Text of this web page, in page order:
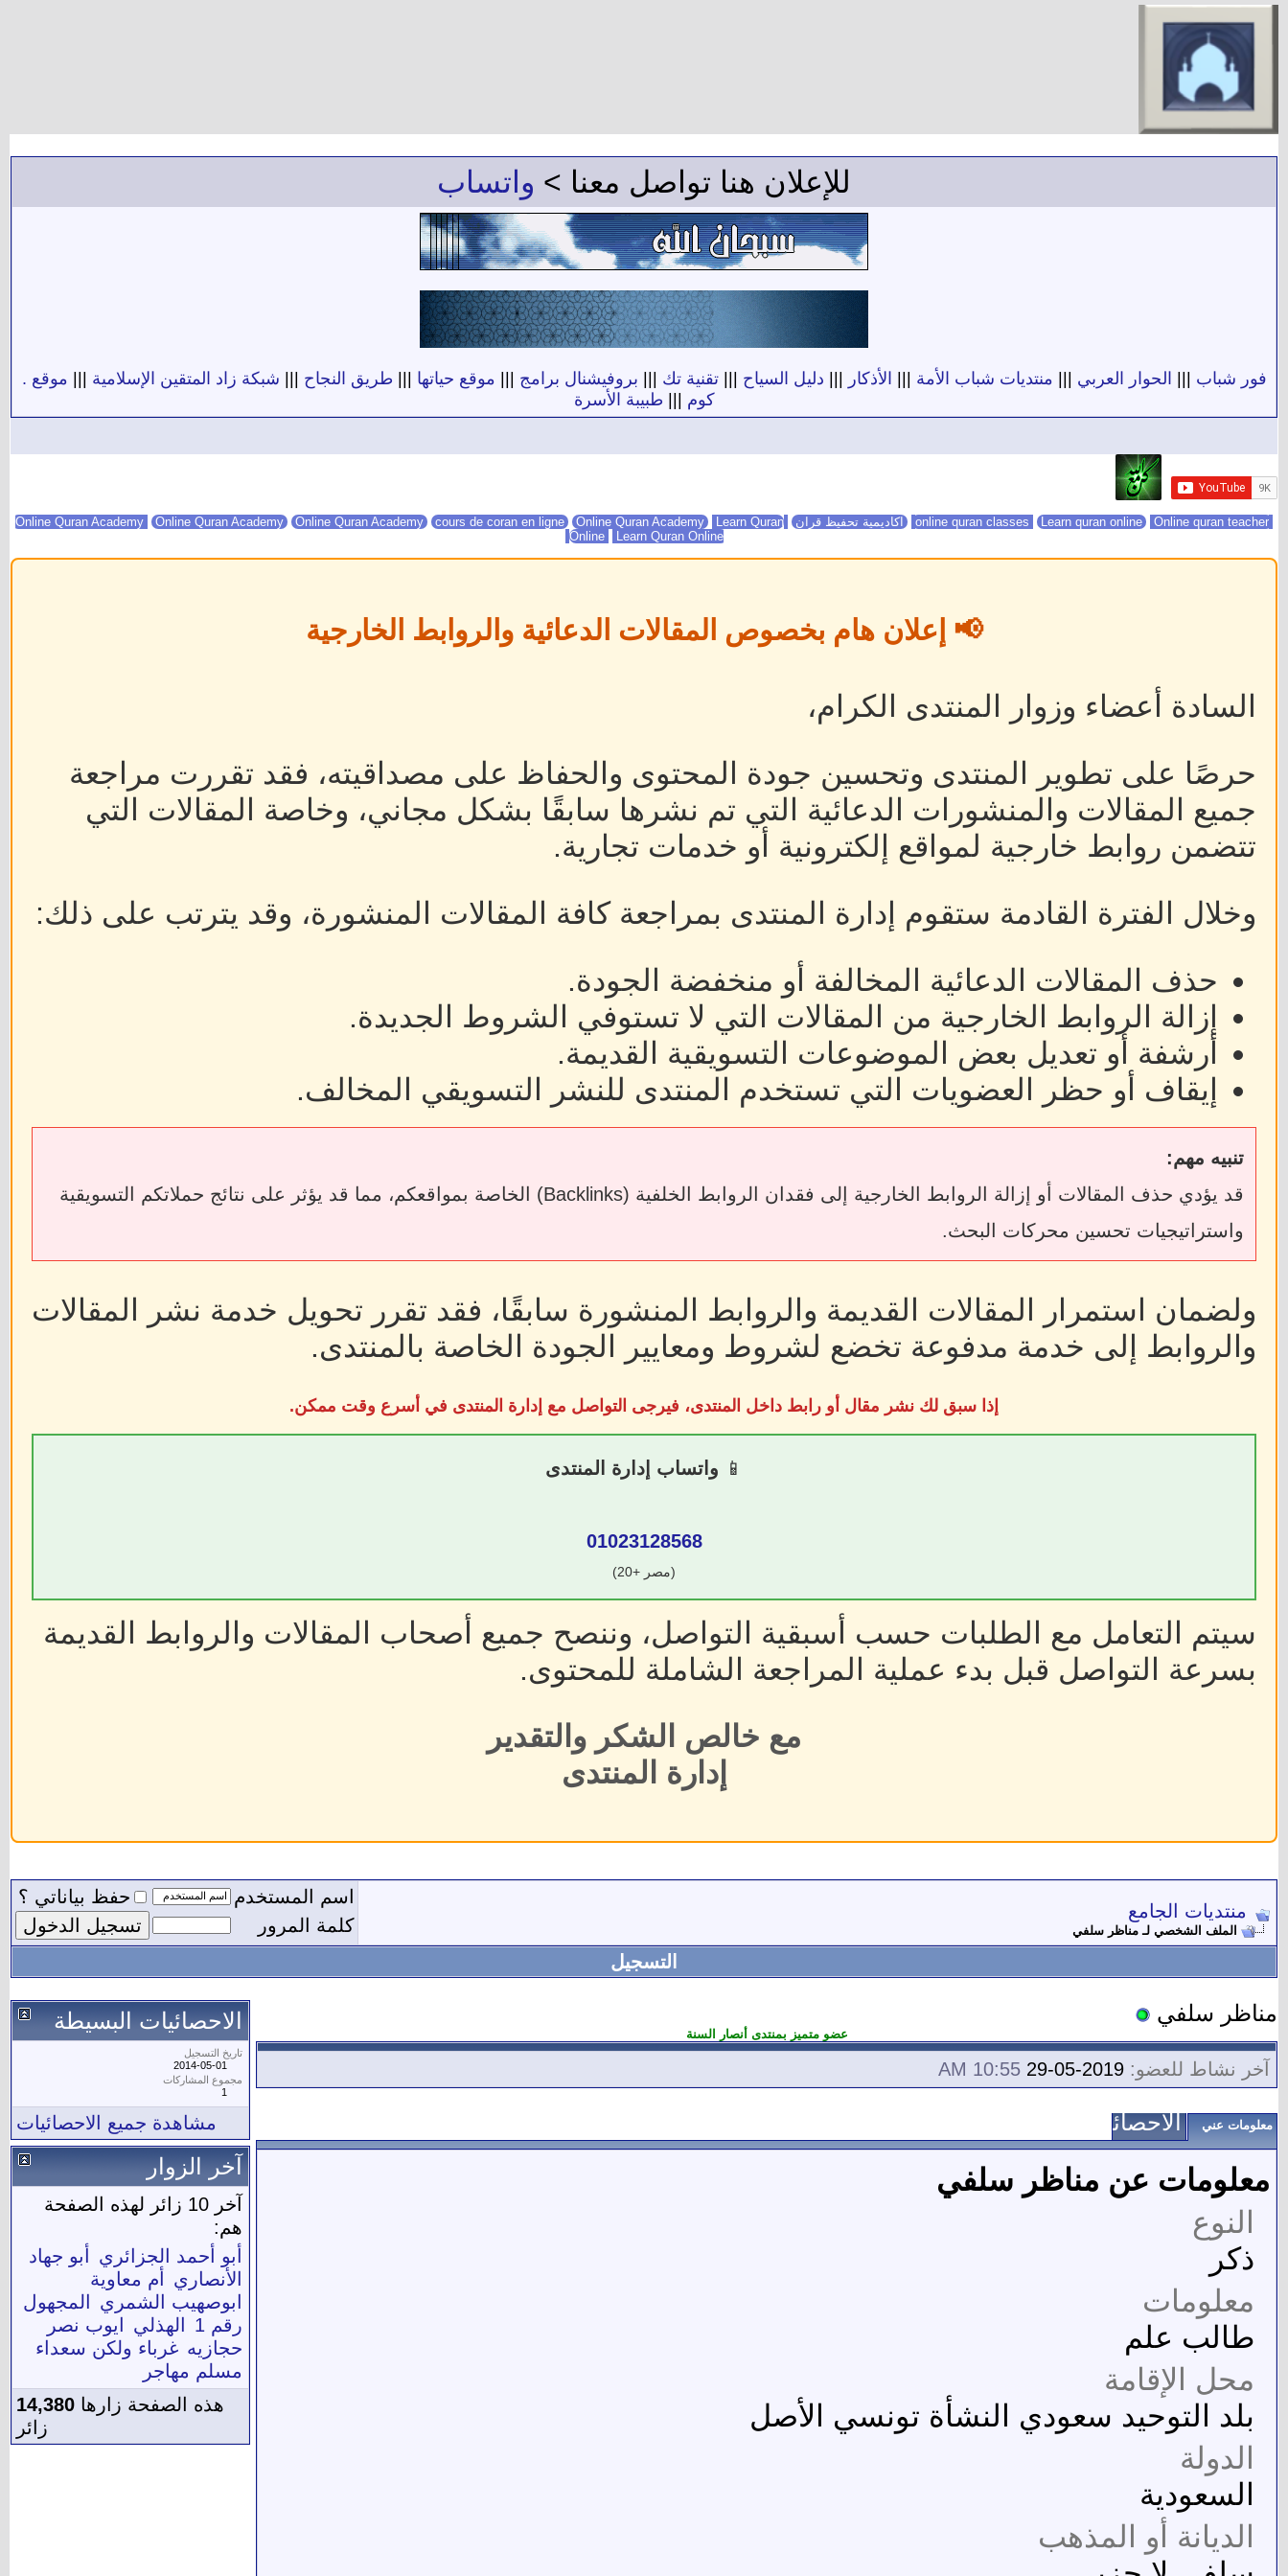
للإعلان هنا تواصل معنا > واتساب
فور شباب الحوار العربي منتديات شباب الأمة الأذكار دليل السياح |||تقنية تك بروفيشنال برامج موقع حياتها طريق النجاح شبكة زاد المتقين الإسلامية
موقع .
كوم
طبيبة الأسرة
Learn quran online Online quran teacher اكاديمية تحفيظ قران Online Quran Academy Online Quran Academy cours de coran en ligne Online Quran Academy
Learn Quran
Online
Learn Quran Online
📢 إعلان هام بخصوص المقالات الدعائية والروابط الخارجية
السادة أعضاء وزوار المنتدى الكرام،
حرصًا على تطوير المنتدى وتحسين جودة المحتوى والحفاظ على مصداقيته، فقد تقررت مراجعة
جميع المقالات والمنشورات الدعائية التي تم نشرها سابقًا بشكل مجاني، وخاصة المقالات التي
تتضمن روابط خارجية لمواقع إلكترونية أو خدمات تجارية.
وخلال الفترة القادمة ستقوم إدارة المنتدى بمراجعة كافة المقالات المنشورة، وقد يترتب على ذلك:
حذف المقالات الدعائية المخالفة أو منخفضة الجودة.
إزالة الروابط الخارجية من المقالات التي لا تستوفي الشروط الجديدة.
أرشفة أو تعديل بعض الموضوعات التسويقية القديمة.
إيقاف أو حظر العضويات التي تستخدم المنتدى للنشر التسويقي المخالف.
تنبيه مهم:
قد يؤدي حذف المقالات أو إزالة الروابط الخارجية إلى فقدان الروابط الخلفية (Backlinks) الخاصة بمواقعكم، مما قد يؤثر على نتائج حملاتكم التسويقية
واستراتيجيات تحسين محركات البحث.
ولضمان استمرار المقالات القديمة والروابط المنشورة سابقًا، فقد تقرر تحويل خدمة نشر المقالات
والروابط إلى خدمة مدفوعة تخضع لشروط ومعايير الجودة الخاصة بالمنتدى.
إذا سبق لك نشر مقال أو رابط داخل المنتدى، فيرجى التواصل مع إدارة المنتدى في أسرع وقت ممكن.
📱 واتساب إدارة المنتدى
01023128568
(مصر +20)
سيتم التعامل مع الطلبات حسب أسبقية التواصل، وننصح جميع أصحاب المقالات والروابط القديمة
بسرعة التواصل قبل بدء عملية المراجعة الشاملة للمحتوى.
مع خالص الشكر والتقدير
إدارة المنتدى
منتديات الجامع
الملف الشخصي لـ مناظر سلفي
اسم المستخدم
حفظ بياناتي ؟
كلمة المرور
التسجيل
مناظر سلفي
عضو متميز بمنتدى أنصار السنة
آخر نشاط للعضو: 10:55 AM
معلومات عني الاحصائيات
معلومات عن مناظر سلفي
النوع
ذكر
معلومات
طالب علم
محل الإقامة
بلد التوحيد سعودي النشأة تونسي الأصل
الدولة
السعودية
الديانة أو المذهب
الاحصائيات البسيطة
تاريخ التسجيل
2014-05-01
مجموع المشاركات
1
مشاهدة جميع الاحصائيات
آخر الزوار
آخر 10 زائر لهذه الصفحة
هم:
أبو أحمد الجزائري
أبو جهاد
الأنصاري
أم معاوية
ابوصهيب الشمري
المجهول
رقم 1
الهذلي
ايوب نصر
حجازيه غرباء ولكن سعداء
مسلم مهاجر
هذه الصفحة زارها 14,380
زائر